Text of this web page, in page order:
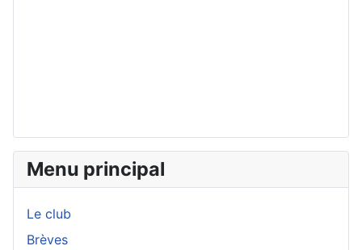
Menu principal
Le club
Brèves